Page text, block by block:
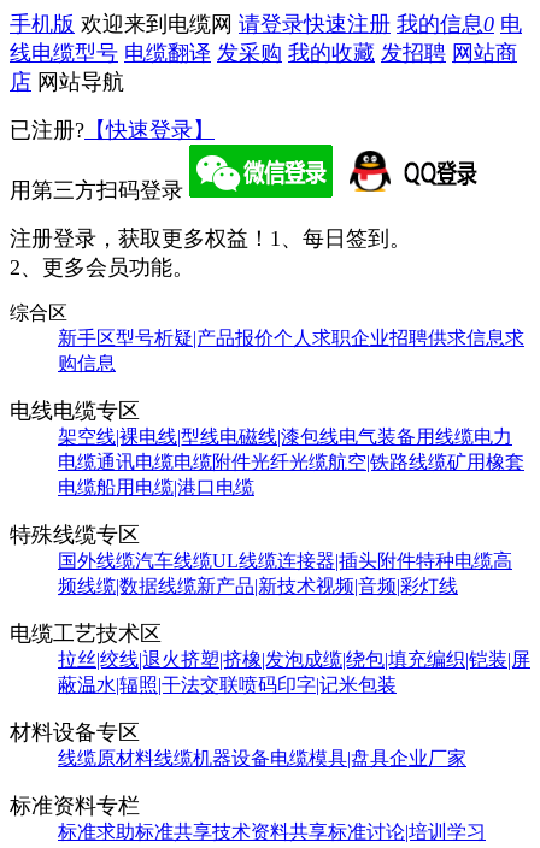
手机版 欢迎来到电缆网 请登录快速注册 我的信息0 电
线电缆型号 电缆翻译 发采购 我的收藏 发招聘 网站商
店 网站导航
已注册? 【快速登录】
用第三方扫码登录
注册登录，获取更多权益！ 1、每日签到。
2、更多会员功能。
综合区
新手区型号析疑|产品报价个人求职企业招聘供求信息求
购信息
电线电缆专区
架空线|裸电线|型线电磁线|漆包线电气装备用线缆电力
电缆通讯电缆电缆附件光纤光缆航空|铁路线缆矿用橡套
电缆船用电缆|港口电缆
特殊线缆专区
国外线缆汽车线缆UL线缆连接器|插头附件特种电缆高
频线缆|数据线缆新产品|新技术视频|音频|彩灯线
电缆工艺技术区
拉丝|绞线|退火挤塑|挤橡|发泡成缆|绕包|填充编织|铠装|屏
蔽温水|辐照|干法交联喷码印字|记米包装
材料设备专区
线缆原材料线缆机器设备电缆模具|盘具企业厂家
标准资料专栏
标准求助标准共享技术资料共享标准讨论|培训学习